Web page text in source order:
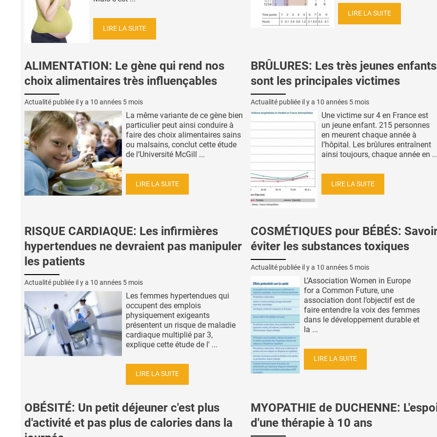
LIRE LA SUITE
LIRE LA SUITE
ALIMENTATION: Le gène qui rend nos
choix alimentaires très influençables
Actualité publiée il y a 10 années 5 mois
La même variante de ce gène bien
particulier peut ainsi conduire à
faire des choix alimentaires sains
ou malsains, conclut cette étude
de l’Université McGill ...
LIRE LA SUITE
BRÛLURES: Les très jeunes
sont les principales victimes
Actualité publiée il y a 10 années 5 mois
Une victime sur 4 en France est
un jeune enfant. 215 personnes
en meurent chaque année à
l’hôpital. Les brûlures entraînent
ainsi toujours, chaque année en
LIRE LA SUITE
RISQUE CARDIAQUE: Les infirmières
hypertendues ne devraient pas manipuler
les patients
Actualité publiée il y a 10 années 5 mois
Les femmes hypertendues qui
occupent des emplois
physiquement exigeants
présentent un risque de maladie
cardiaque multiplié par 3,
explique cette étude de l' ...
LIRE LA SUITE
COSMÉTIQUES pour BÉBÉS:
éviter les substances toxiques
Actualité publiée il y a 10 années 5 mois
L’Association Women in Europe
for a Common Future, une
association dont l’objectif est de
faire entendre la voix des femmes
dans le développement durable et
la ...
LIRE LA SUITE
OBÉSITÉ: Un petit déjeuner c'est plus
d'activité et pas plus de calories dans la
MYOPATHIE de DUCHENNE:
d'une thérapie à 10 ans